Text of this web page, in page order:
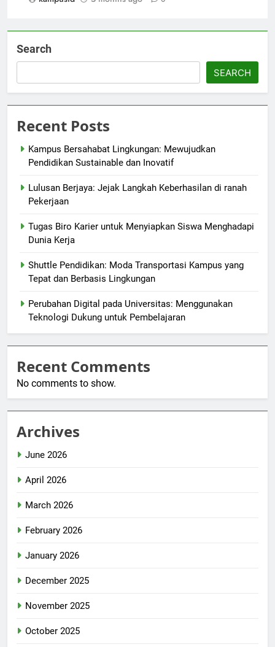
Search
SEARCH
Recent Posts
Kampus Bersahabat Lingkungan: Mewujudkan
Pendidikan Sustainable dan Inovatif
Lulusan Berjaya: Jejak Langkah Keberhasilan di ranah
Pekerjaan
Tugas Biro Karier untuk Menyiapkan Siswa Menghadapi
Dunia Kerja
Shuttle Pendidikan: Moda Transportasi Kampus yang
Tepat dan Berbasis Lingkungan
Perubahan Digital pada Universitas: Menggunakan
Teknologi Dukung untuk Pembelajaran
Recent Comments
No comments to show.
Archives
June 2026
April 2026
March 2026
February 2026
January 2026
December 2025
November 2025
October 2025